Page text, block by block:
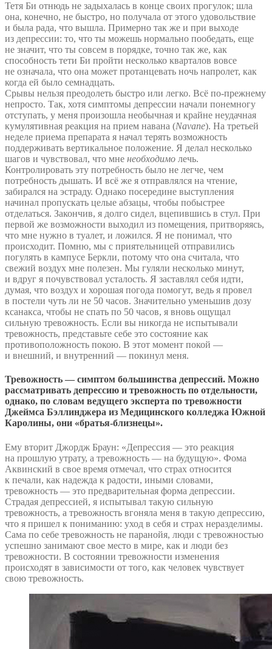
Тетя Би отнюдь не задыхалась в конце своих прогулок; шла
она, конечно, не быстро, но получала от этого удовольствие
и была рада, что вышла. Примерно так же и при выходе
из депрессии: то, что ты можешь нормально пообедать, еще
не значит, что ты совсем в порядке, точно так же, как
способность тети Би пройти несколько кварталов вовсе
не означала, что она может протанцевать ночь напролет, как
когда ей было семнадцать.
Срывы нельзя преодолеть быстро или легко. Всё по-прежнему
непросто. Так, хотя симптомы депрессии начали понемногу
отступать, у меня произошла необычная и крайне неудачная
кумулятивная реакция на прием навана (Navane). На третьей
неделе приема препарата я начал терять возможность
поддерживать вертикальное положение. Я делал несколько
шагов и чувствовал, что мне необходимо лечь.
Контролировать эту потребность было не легче, чем
потребность дышать. И всё же я отправлялся на чтение,
забирался на эстраду. Однако посередине выступления
начинал пропускать целые абзацы, чтобы побыстрее
отделаться. Закончив, я долго сидел, вцепившись в стул. При
первой же возможности выходил из помещения, притворяясь,
что мне нужно в туалет, и ложился. Я не понимал, что
происходит. Помню, мы с приятельницей отправились
погулять в кампусе Беркли, потому что она считала, что
свежий воздух мне полезен. Мы гуляли несколько минут,
и вдруг я почувствовал усталость. Я заставлял себя идти,
думая, что воздух и хорошая погода помогут, ведь я провел
в постели чуть ли не 50 часов. Значительно уменьшив дозу
ксанакса, чтобы не спать по 50 часов, я вновь ощущал
сильную тревожность. Если вы никогда не испытывали
тревожность, представьте себе это состояние как
противоположность покою. В этот момент покой —
и внешний, и внутренний — покинул меня.
Тревожность — симптом большинства депрессий. Можно
рассматривать депрессию и тревожность по отдельности,
однако, по словам ведущего эксперта по тревожности
Джеймса Бэллинджера из Медицинского колледжа Южной
Каролины, они «братья-близнецы».
Ему вторит Джордж Браун: «Депрессия — это реакция
на прошлую утрату, а тревожность — на будущую». Фома
Аквинский в свое время отмечал, что страх относится
к печали, как надежда к радости, иными словами,
тревожность — это предварительная форма депрессии.
Страдая депрессией, я испытывал такую сильную
тревожность, а тревожность вгоняла меня в такую депрессию,
что я пришел к пониманию: уход в себя и страх неразделимы.
Сама по себе тревожность не паранойя, люди с тревожностью
успешно занимают свое место в мире, как и люди без
тревожности. В состоянии тревожности изменения
происходят в зависимости от того, как человек чувствует
свою тревожность.